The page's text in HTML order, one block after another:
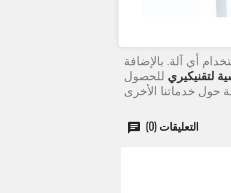
أي آلة. بالإضافة
لتقنيكيري للحصول
التعليقات (0)